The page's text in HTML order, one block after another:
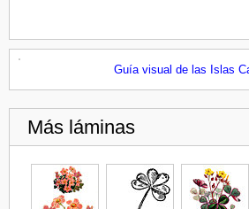
Guía visual de las Islas
Más láminas